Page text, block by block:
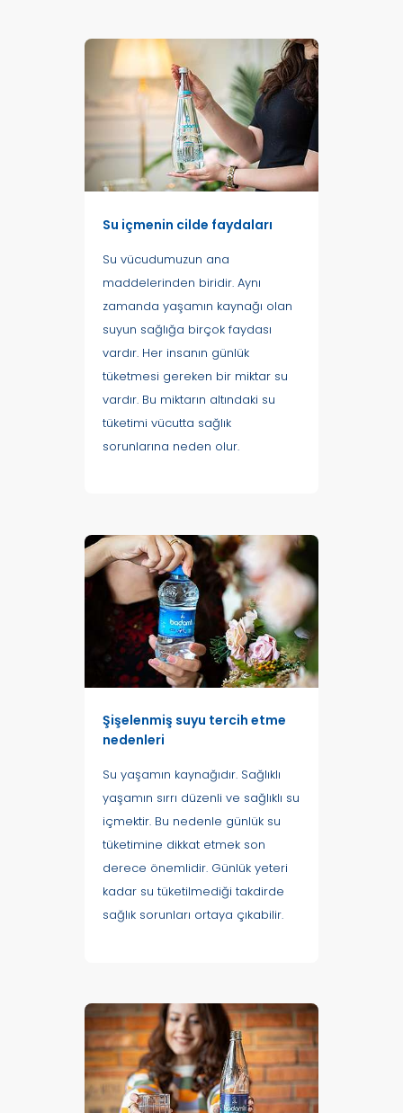
Su içmenin cilde faydaları
Su vücudumuzun ana
maddelerinden biridir. Aynı
zamanda yaşamın kaynağı olan
suyun sağlığa birçok faydası
vardır. Her insanın günlük
tüketmesi gereken bir miktar su
vardır. Bu miktarın altındaki su
tüketimi vücutta sağlık
sorunlarına neden olur.
Şişelenmiş suyu tercih etme
nedenleri
Su yaşamın kaynağıdır. Sağlıklı
yaşamın sırrı düzenli ve sağlıklı su
içmektir. Bu nedenle günlük su
tüketimine dikkat etmek son
derece önemlidir. Günlük yeteri
kadar su tüketilmediği takdirde
sağlık sorunları ortaya çıkabilir.